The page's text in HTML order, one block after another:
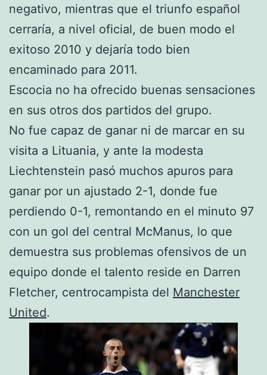
negativo, mientras que el triunfo español
cerraría, a nivel oficial, de buen modo el
exitoso 2010 y dejaría todo bien
encaminado para 2011.
Escocia no ha ofrecido buenas sensaciones
en sus otros dos partidos del grupo.
No fue capaz de ganar ni de marcar en su
visita a Lituania, y ante la modesta
Liechtenstein pasó muchos apuros para
ganar por un ajustado 2-1, donde fue
perdiendo 0-1, remontando en el minuto 97
con un gol del central McManus, lo que
demuestra sus problemas ofensivos de un
equipo donde el talento reside en Darren
Fletcher, centrocampista del Manchester
United.